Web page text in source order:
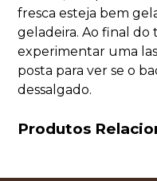
fresca esteja bem
geladeira. Ao final
experimentar uma
posta para ver se o
dessalgado.
Produtos